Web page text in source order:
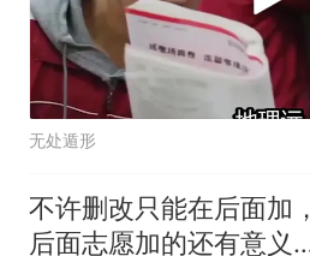
无处遁形
不许删改只能在后面加，
后面志愿加的还有意义